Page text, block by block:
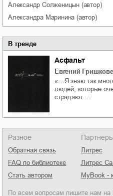
Александр Солженицын (автор)
Александра Маринина (автор)
В тренде
Асфальт
Евгений
«…Я знаю так
людей, которые
страдают …
Разное
Обратная связь
FAQ по библиотеке
Стать автором
Партнеры
Литрес
Литрес
MyBook -
По всем вопросам пишите нам на